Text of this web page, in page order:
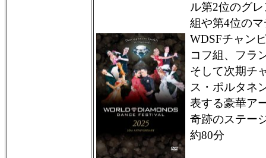
ル第2位のグ
組や第4位の
WDSFチャン
コフ組、フラ
そして次期チ
ス・ポルタネ
表する豪華ア
奇跡のステー
約80分